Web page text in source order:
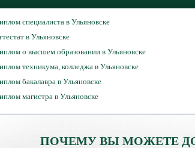
специалиста в Ульяновске
в Ульяновске
о высшем образовании в Ульяновске
техникума, колледжа в Ульяновске
бакалавра в Ульяновске
магистра в Ульяновске
ПОЧЕМУ ВЫ МОЖЕТЕ